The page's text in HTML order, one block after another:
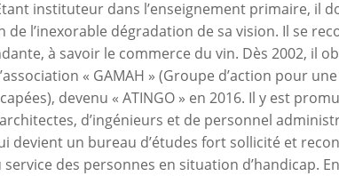
instituteur dans l’enseignement primaire, il
l’inexorable dégradation de sa vision. Il se
à savoir le commerce du vin. Dès 2002, il
« GAMAH » (Groupe d’action pour
devenu « ATINGO » en 2016. Il y est
d’ingénieurs et de personnel
devient un bureau d’études fort sollicité et
des personnes en situation d’handicap.